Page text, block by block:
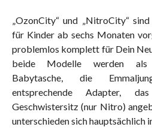
„OzonCity“ und „NitroCity“
für Kinder ab sechs Monaten
problemlos komplett für Dein
beide Modelle werden als
Babytasche, die
entsprechende Adapter,
Geschwistersitz (nur Nitro)
unterschieden sich hauptsächlich